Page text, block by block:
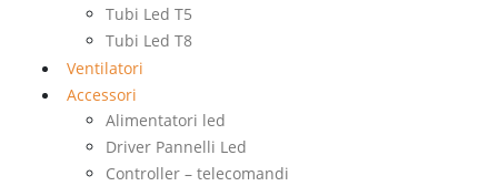
Tubi Led T5
Tubi Led T8
Ventilatori
Accessori
Alimentatori led
Driver Pannelli Led
Controller – telecomandi